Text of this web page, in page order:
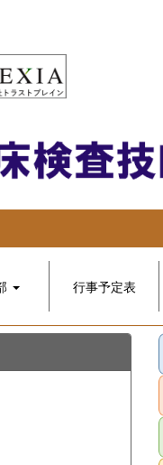
行事予定表